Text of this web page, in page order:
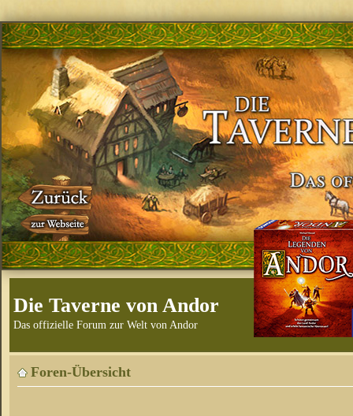
Die Taverne von Andor
Das offizielle Forum zur Welt von Andor
Foren-Übersicht